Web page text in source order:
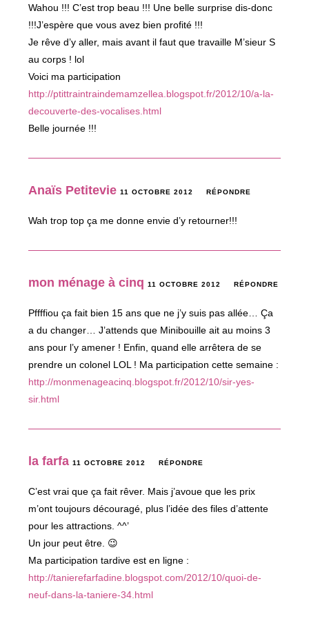
Wahou !!! C’est trop beau !!! Une belle surprise dis-donc
!!!J’espère que vous avez bien profité !!!
Je rêve d’y aller, mais avant il faut que travaille M’sieur S
au corps ! lol
Voici ma participation
http://ptittraintraindemamzellea.blogspot.fr/2012/10/a-la-
decouverte-des-vocalises.html
Belle journée !!!
Anaïs Petitevie 11 OCTOBRE 2012 RÉPONDRE
Wah trop top ça me donne envie d’y retourner!!!
mon ménage à cinq 11 OCTOBRE 2012 RÉPONDRE
Pffffiou ça fait bien 15 ans que ne j’y suis pas allée… Ça
a du changer… J’attends que Minibouille ait au moins 3
ans pour l’y amener ! Enfin, quand elle arrêtera de se
prendre un colonel LOL ! Ma participation cette semaine :
http://monmenageacinq.blogspot.fr/2012/10/sir-yes-
sir.html
la farfa 11 OCTOBRE 2012 RÉPONDRE
C’est vrai que ça fait rêver. Mais j’avoue que les prix
m’ont toujours découragé, plus l’idée des files d’attente
pour les attractions. ^^’
Un jour peut être. 😉
Ma participation tardive est en ligne :
http://tanierefarfadine.blogspot.com/2012/10/quoi-de-
neuf-dans-la-taniere-34.html